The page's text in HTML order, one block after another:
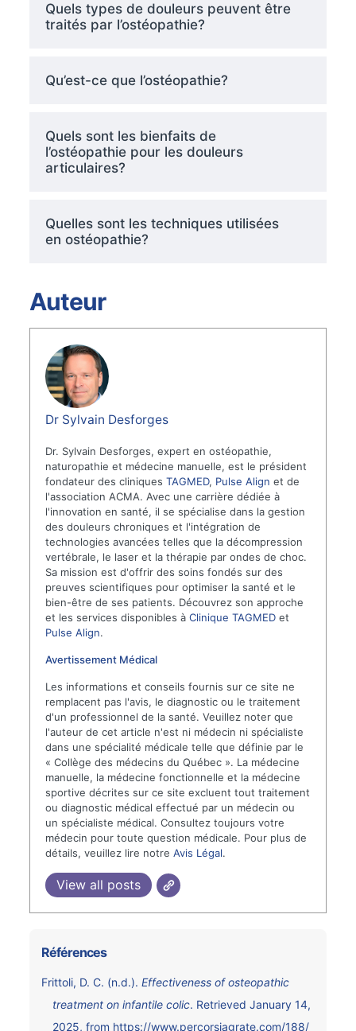
Quels types de douleurs peuvent être
traités par l’ostéopathie?
Qu’est-ce que l’ostéopathie?
Quels sont les bienfaits de
l’ostéopathie pour les douleurs
articulaires?
Quelles sont les techniques utilisées
en ostéopathie?
Auteur
Dr Sylvain Desforges
Dr. Sylvain Desforges, expert en ostéopathie,
naturopathie et médecine manuelle, est le président
fondateur des cliniquesTAGMED, Pulse Align et de
l'association ACMA. Avec une carrière dédiée à
l'innovation en santé, il se spécialise dans la gestion
des douleurs chroniques et l'intégration de
technologies avancées telles que la décompression
vertébrale, le laser et la thérapie par ondes de choc.
Sa mission est d'offrir des soins fondés sur des
preuves scientifiques pour optimiser la santé et le
bien-être de ses patients. Découvrez son approche
et les services disponibles àClinique TAGMED et
Pulse Align.
Avertissement Médical
Les informations et conseils fournis sur ce site ne
remplacent pas l'avis, le diagnostic ou le traitement
d'un professionnel de la santé. Veuillez noter que
l'auteur de cet article n'est ni médecin ni spécialiste
dans une spécialité médicale telle que définie par le
« Collège des médecins du Québec ». La médecine
manuelle, la médecine fonctionnelle et la médecine
sportive décrites sur ce site excluent tout traitement
ou diagnostic médical effectué par un médecin ou
un spécialiste médical. Consultez toujours votre
médecin pour toute question médicale. Pour plus de
détails, veuillez lire notreAvis Légal.
View all posts
Références
Frittoli, D. C. (n.d.). Effectiveness of osteopathic
treatment on infantile colic. Retrieved January 14,
2025, from https://www.percorsiagrate.com/188/